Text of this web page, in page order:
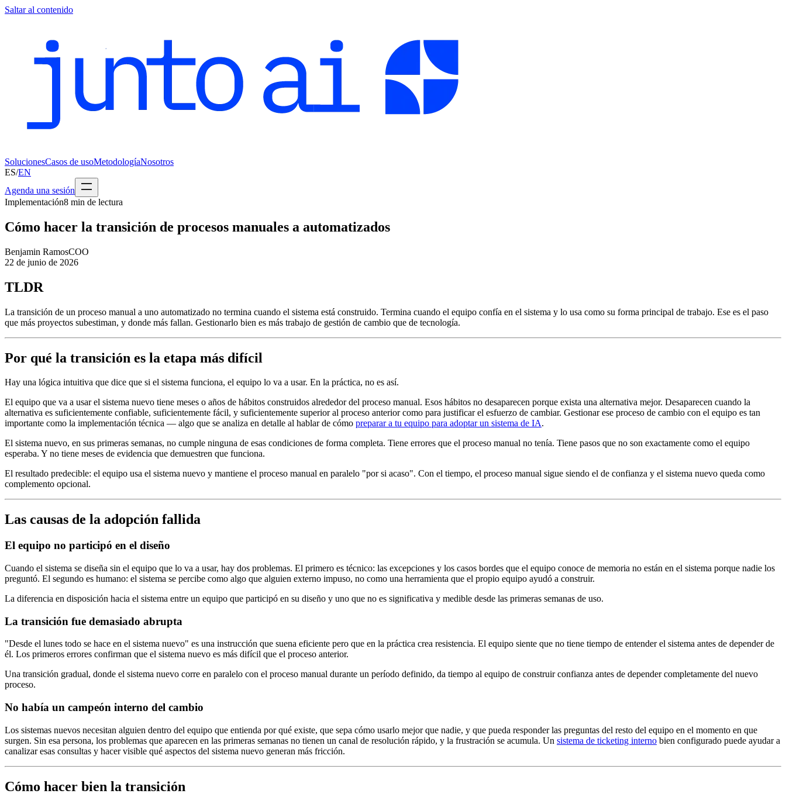
Saltar al contenido
SolucionesCasos de usoMetodologíaNosotros
ES/EN
Agenda una sesión
Implementación8 min de lectura
Cómo hacer la transición de procesos manuales a automatizados
Benjamin RamosCOO
22 de junio de 2026
TLDR
La transición de un proceso manual a uno automatizado no termina cuando el sistema está construido. Termina cuando el equipo confía en el sistema y lo usa como su forma principal de trabajo. Ese es el paso
que más proyectos subestiman, y donde más fallan. Gestionarlo bien es más trabajo de gestión de cambio que de tecnología.
Por qué la transición es la etapa más difícil
Hay una lógica intuitiva que dice que si el sistema funciona, el equipo lo va a usar. En la práctica, no es así.
El equipo que va a usar el sistema nuevo tiene meses o años de hábitos construidos alrededor del proceso manual. Esos hábitos no desaparecen porque exista una alternativa mejor. Desaparecen cuando la
alternativa es suficientemente confiable, suficientemente fácil, y suficientemente superior al proceso anterior como para justificar el esfuerzo de cambiar. Gestionar ese proceso de cambio con el equipo es tan
importante como la implementación técnica — algo que se analiza en detalle al hablar de cómo preparar a tu equipo para adoptar un sistema de IA.
El sistema nuevo, en sus primeras semanas, no cumple ninguna de esas condiciones de forma completa. Tiene errores que el proceso manual no tenía. Tiene pasos que no son exactamente como el equipo
esperaba. Y no tiene meses de evidencia que demuestren que funciona.
El resultado predecible: el equipo usa el sistema nuevo y mantiene el proceso manual en paralelo "por si acaso". Con el tiempo, el proceso manual sigue siendo el de confianza y el sistema nuevo queda como
complemento opcional.
Las causas de la adopción fallida
El equipo no participó en el diseño
Cuando el sistema se diseña sin el equipo que lo va a usar, hay dos problemas. El primero es técnico: las excepciones y los casos bordes que el equipo conoce de memoria no están en el sistema porque nadie los
preguntó. El segundo es humano: el sistema se percibe como algo que alguien externo impuso, no como una herramienta que el propio equipo ayudó a construir.
La diferencia en disposición hacia el sistema entre un equipo que participó en su diseño y uno que no es significativa y medible desde las primeras semanas de uso.
La transición fue demasiado abrupta
"Desde el lunes todo se hace en el sistema nuevo" es una instrucción que suena eficiente pero que en la práctica crea resistencia. El equipo siente que no tiene tiempo de entender el sistema antes de depender de
él. Los primeros errores confirman que el sistema nuevo es más difícil que el proceso anterior.
Una transición gradual, donde el sistema nuevo corre en paralelo con el proceso manual durante un período definido, da tiempo al equipo de construir confianza antes de depender completamente del nuevo
proceso.
No había un campeón interno del cambio
Los sistemas nuevos necesitan alguien dentro del equipo que entienda por qué existe, que sepa cómo usarlo mejor que nadie, y que pueda responder las preguntas del resto del equipo en el momento en que
surgen. Sin esa persona, los problemas que aparecen en las primeras semanas no tienen un canal de resolución rápido, y la frustración se acumula. Un sistema de ticketing interno bien configurado puede ayudar a
canalizar esas consultas y hacer visible qué aspectos del sistema nuevo generan más fricción.
Cómo hacer bien la transición